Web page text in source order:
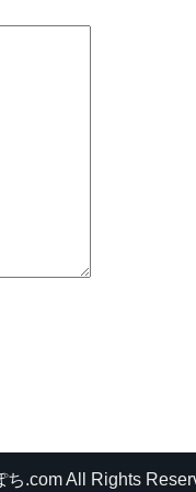
ち.comAll Rights